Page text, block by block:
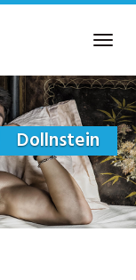
Dollnstein